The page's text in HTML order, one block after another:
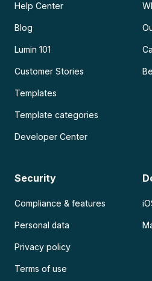
Help Center
Blog
Lumin 101
Customer Stories
Templates
Template categories
Developer Center
Security
Compliance & features
Personal data
Privacy policy
Terms of use